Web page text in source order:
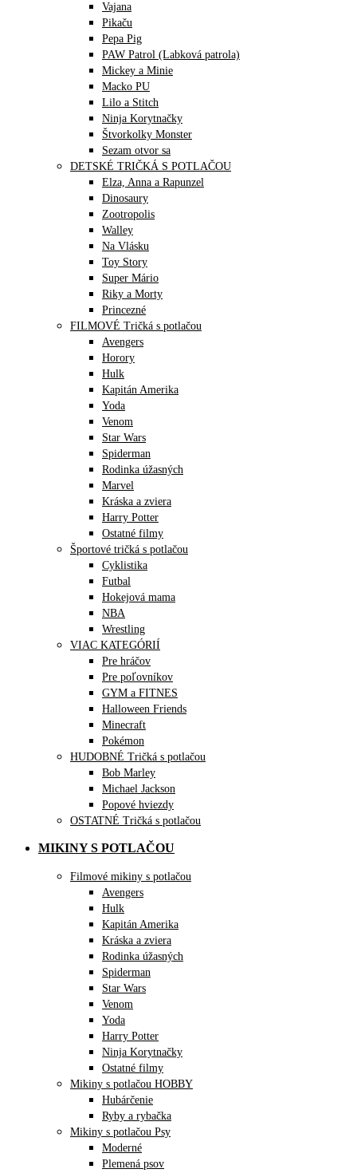
Vajana
Pikaču
Pepa Pig
PAW Patrol (Labková patrola)
Mickey a Minie
Macko PU
Lilo a Stitch
Ninja Korytnačky
Štvorkolky Monster
Sezam otvor sa
DETSKÉ TRIČKÁ S POTLAČOU
Elza, Anna a Rapunzel
Dinosaury
Zootropolis
Walley
Na Vlásku
Toy Story
Super Mário
Riky a Morty
Princezné
FILMOVÉ Tričká s potlačou
Avengers
Horory
Hulk
Kapitán Amerika
Yoda
Venom
Star Wars
Spiderman
Rodinka úžasných
Marvel
Kráska a zviera
Harry Potter
Ostatné filmy
Športové tričká s potlačou
Cyklistika
Futbal
Hokejová mama
NBA
Wrestling
VIAC KATEGÓRIÍ
Pre hráčov
Pre poľovníkov
GYM a FITNES
Halloween Friends
Minecraft
Pokémon
HUDOBNÉ Tričká s potlačou
Bob Marley
Michael Jackson
Popové hviezdy
OSTATNÉ Tričká s potlačou
MIKINY S POTLAČOU
Filmové mikiny s potlačou
Avengers
Hulk
Kapitán Amerika
Kráska a zviera
Rodinka úžasných
Spiderman
Star Wars
Venom
Yoda
Harry Potter
Ninja Korytnačky
Ostatné filmy
Mikiny s potlačou HOBBY
Hubárčenie
Ryby a rybačka
Mikiny s potlačou Psy
Moderné
Plemená psov